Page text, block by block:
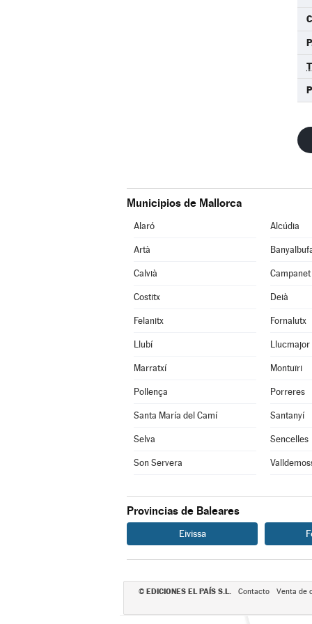
Municipios de Mallorca
Alaró Alcúdia
Artà
Calvià Campanet
Costitx Deià
Felanitx Fornalutx
Llubí Llucmajor
Marratxí Montuïri
Pollença Porreres
Santa María del Camí Santanyí
Selva Sencelles
Son Servera
Provincias de Baleares
Eivissa
© EDICIONES EL PAÍS S.L. Contacto Venta de